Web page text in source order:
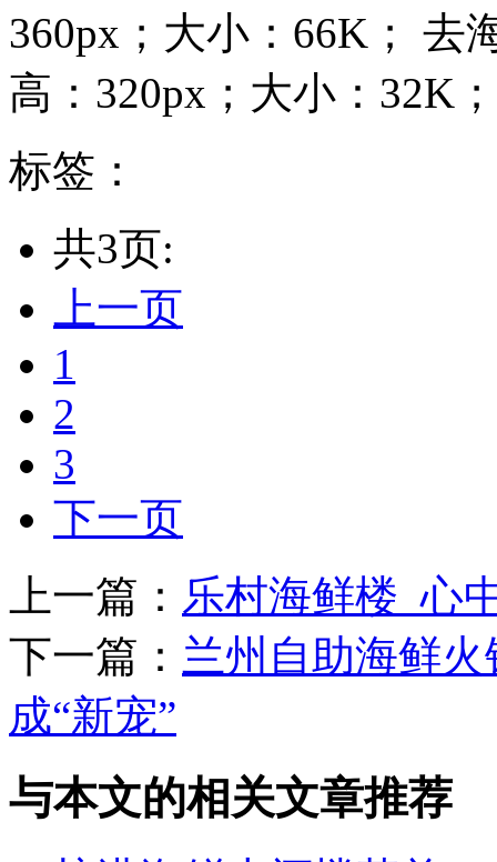
360px；大小：66K； 去
高：320px；大小：32K
标签：
共3页:
上一页
1
2
3
下一页
上一篇： 乐村海鲜楼_心
下一篇： 兰州自助海鲜
成“新宠”
与本文的相关文章推荐